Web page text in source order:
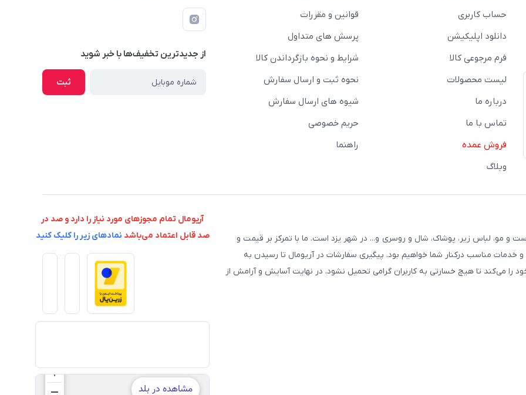
حساب کاربری
دانلود اپلیکیشن
فرم مرجوعی کالا
لیست محصولات
درباره ما
تماس با ما
فروش عمده
وبلاگ
قوانین و مقررات
پرسش های متداول
شرایط و نحوه بازگرداندن کالا
نحوه ثبت و ارسال سفارش
شیوه های ارسال سفارش
حریم خصوصی
راهنما
از جدید‌ترین تخفیف‌ها با‌ خبر شوید
ثبت
و مو، لباس زیر، پوشاک، شال و روسری و... در شهر یزد است. ما با تمرکز بر قیمت و
مناسب درکنار شما خواهیم بود. پیگیری سفارشات در آریومال تا رسیدن به
می‌کند تا هیچ خسارتی به کاربران گرامی تحمیل نشود. در نهایت آسایش و آرامش از
آریومال تمام مجوزهای مورد نیاز را دارد و صد در
صد قابل اعتماد می‌باشد نمادهای زیر را کلیک کنید